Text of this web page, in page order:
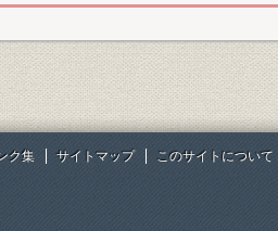
2. 国庫・国債事務の取扱い
3. 兌換銀行券の発行
4. 対民間取引の整備拡充
ク集 サイトマップ このサイトについて